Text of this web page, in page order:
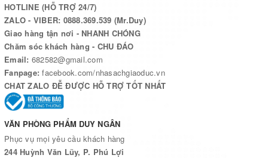
HOTLINE (HỖ TRỢ 24/7)
ZALO - VIBER: 0888.369.539 (Mr.Duy)
Giao hàng tận nơi - NHANH CHÓNG
Chăm sóc khách hàng - CHU ĐÁO
Email: 682582@gmail.com
Fanpage:facebook.com/nhasachgiaoduc.vn
CHAT ZALO ĐỄ ĐƯỢC HỖ TRỢ TỐT NHẤT
VĂN PHÒNG PHẨM DUY NGÂN
Phục vụ mọi yêu cầu khách hàng
244 Huỳnh Văn Lũy, P. Phú Lợi